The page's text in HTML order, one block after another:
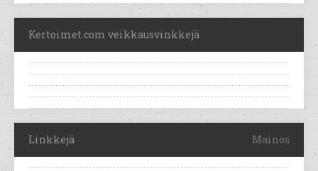
Kertoimet.com veikkausvinkkejä
Linkkejä Mainos